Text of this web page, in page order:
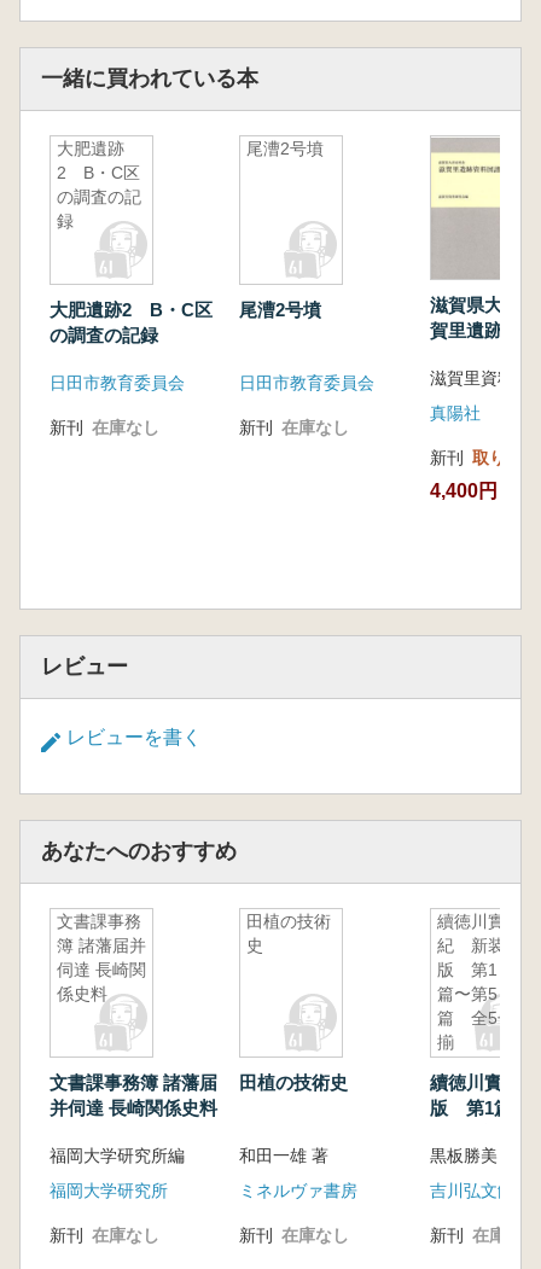
一緒に買われている本
大肥遺跡
2 B・C区
の調査の記
録
大肥遺跡2 B・C区
の調査の記録
日田市教育委員会
新刊 在庫なし
尾漕2号墳
尾漕2号墳
日田市教育委員会
新刊 在庫なし
滋賀県大津
賀里遺跡資
滋賀里資料
真陽社
新刊 取り寄せ
4,400円
レビュー
レビューを書く
あなたへのおすすめ
文書課事務
簿 諸藩届并
伺達 長崎関
係史料
文書課事務簿 諸藩届
并伺達 長崎関係史料
福岡大学研究所編
福岡大学研究所
新刊 在庫なし
田植の技術
史
田植の技術史
和田一雄 著
ミネルヴァ書房
新刊 在庫なし
續徳川實
紀 新装
版 第1
篇〜第5
篇 全5冊
揃
續徳川實紀
版 第1篇
吉川弘文館
新刊 在庫なし